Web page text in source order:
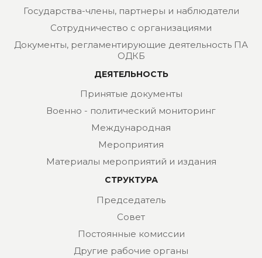
Государства-члены, партнеры и наблюдатели
Сотрудничество с организациями
Документы, регламентирующие деятельность ПА
ОДКБ
ДЕЯТЕЛЬНОСТЬ
Принятые документы
Военно - политический мониторинг
Международная
Мероприятия
Материалы мероприятий и издания
СТРУКТУРА
Председатель
Совет
Постоянные комиссии
Другие рабочие органы